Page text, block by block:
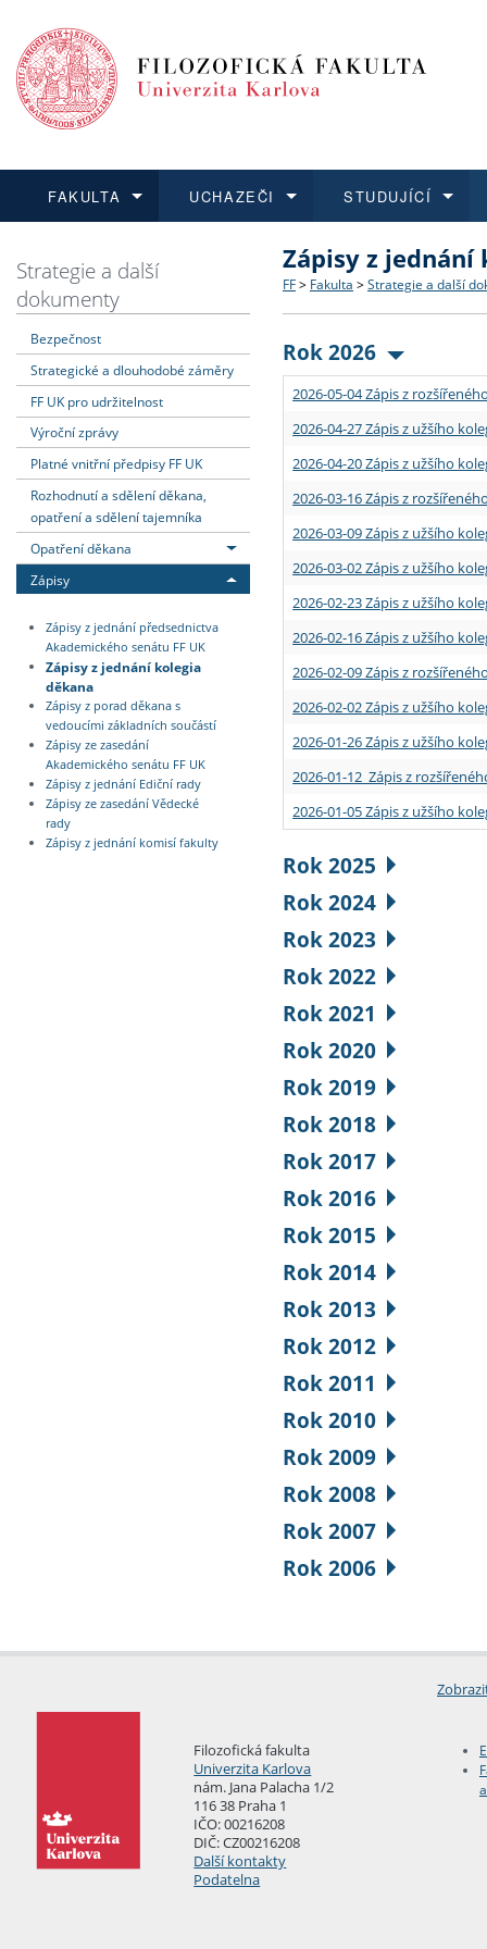
FAKULTA
Dozvědět se více
Struktura a historie
Strategie a další
Podpora a benefity pro
Absolventi fakulty
UCHAZEČI
Podat přihlášku
Co studovat a jak se
Učitelské studijní
Informace k průběhu
STUDUJÍCÍ
Dozvědět se více
Bakalářské a magisterské
Doktorské studium
Rigorózní řízení
Dozvědět se více
O vědě a výzkumu na FF
Akademické kvalifikace
Granty a projekty
Dozvědět se více
Aktuální nabídky a
Vyjíždějící studenti
Přijíždějící studenti
Vyjíždějící zaměstnanci
Strategie a další
dokumenty
Bezpečnost
Strategické a dlouhodobé záměry
FF UK pro udržitelnost
Výroční zprávy
Platné vnitřní předpisy FF UK
Rozhodnutí a sdělení děkana,
opatření a sdělení tajemníka
Opatření děkana
Zápisy
Zápisy z jednání předsednictva
Akademického senátu FF UK
Zápisy z jednání kolegia
děkana
Zápisy z porad děkana s
vedoucími základních součástí
Zápisy ze zasedání
Akademického senátu FF UK
Zápisy z jednání Ediční rady
Zápisy ze zasedání Vědecké
rady
Zápisy z jednání komisí fakulty
Zápisy z jednání
FF > Fakulta > Strategie a další
Rok 2026
2026-05-04 Zápis z
2026-04-27 Zápis z užšího
2026-04-20 Zápis z užšího
2026-03-16 Zápis z
2026-03-09 Zápis z užšího
2026-03-02 Zápis z užšího
2026-02-23 Zápis z užšího
2026-02-16 Zápis z užšího
2026-02-09 Zápis z
2026-02-02 Zápis z užšího
2026-01-26 Zápis z užšího
2026-01-12 Zápis z
2026-01-05 Zápis z užšího
Rok 2025
Rok 2024
Rok 2023
Rok 2022
Rok 2021
Rok 2020
Rok 2019
Rok 2018
Rok 2017
Rok 2016
Rok 2015
Rok 2014
Rok 2013
Rok 2012
Rok 2011
Rok 2010
Rok 2009
Rok 2008
Rok 2007
Rok 2006
Filozofická fakulta
Univerzita Karlova
nám. Jana Palacha 1/2
116 38 Praha 1
IČO: 00216208
DIČ: CZ00216208
Další kontakty
Podatelna